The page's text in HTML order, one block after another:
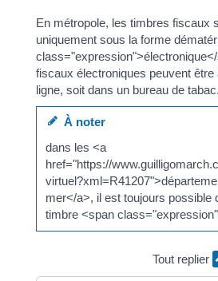
En métropole, les timbres fiscaux
uniquement sous la forme
fiscaux électroniques peuvent être
ligne, soit dans un bureau de tabac.
À noter
dans les <a
href="https://
mer</a>, il est toujours possible
timbre <span
Tout replier